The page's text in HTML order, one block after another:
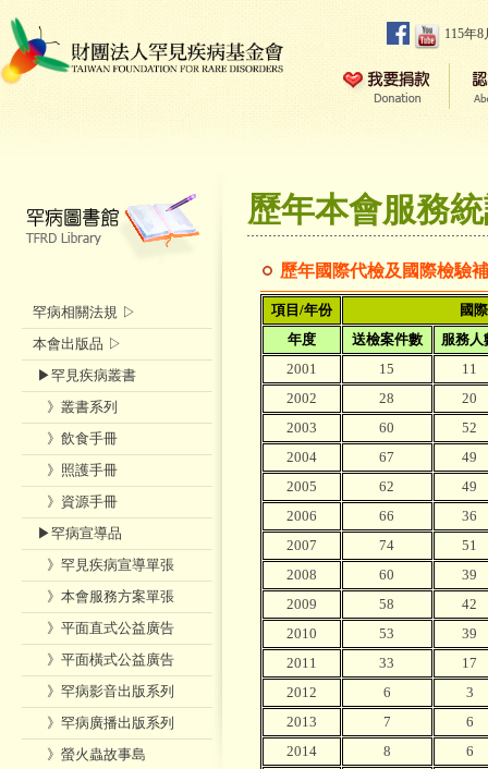
115年
歷年本會服務
歷年國際代檢及國際檢驗
項目/年份
國
年度
送檢案件數
服務人
2001
15
11
2002
28
20
2003
60
52
2004
67
49
2005
62
49
2006
66
36
2007
74
51
2008
60
39
2009
58
42
2010
53
39
2011
33
17
2012
6
3
2013
7
6
2014
8
6
罕病相關法規 ▷
本會出版品 ▷
▶罕見疾病叢書
》叢書系列
》飲食手冊
》照護手冊
》資源手冊
▶罕病宣導品
》罕見疾病宣導單張
》本會服務方案單張
》平面直式公益廣告
》平面橫式公益廣告
》罕病影音出版系列
》罕病廣播出版系列
》螢火蟲故事島